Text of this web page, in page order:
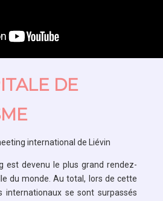
DE
international de Liévin
est devenu le plus grand rendez-
du monde. Au total, lors de cette
internationaux se sont surpassés